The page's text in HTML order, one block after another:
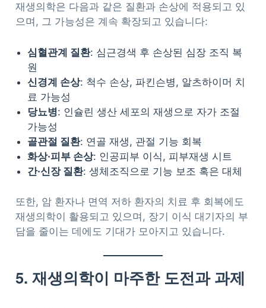
재생의학은 다음과 같은 질환과 손상에 적용되고 있
으며, 그 가능성은 계속 확장되고 있습니다:
심혈관계 질환: 심근경색 후 손상된 심장 조직 복
원
신경계 손상: 척수 손상, 파킨슨병, 알츠하이머 치
료 가능성
당뇨병: 인슐린 생산 세포의 재생으로 자가 조절
가능성
골관절 질환: 연골 재생, 관절 기능 회복
화상·피부 손상: 인공피부 이식, 피부재생 시트
간·신장 질환: 생체조직으로 기능 보조 혹은 대체
또한, 암 환자나 면역 저하 환자의 치료 후 회복에도
재생의학이 활용되고 있으며, 장기 이식 대기자의 부
담을 줄이는 데에도 기대가 모아지고 있습니다.
5. 재생의학이 마주한 도전과 과제